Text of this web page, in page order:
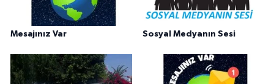
Mesajınız Var Sosyal Medyanın Sesi